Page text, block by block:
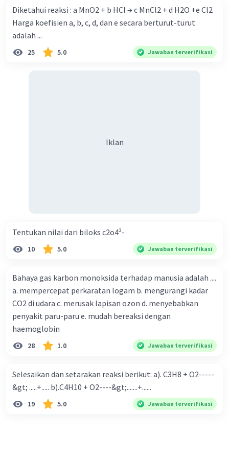
dapat dilihat pada gambar terlampir.
Diketahui reaksi : a MnO2 + b HCl → c MnCl2 + d H2O +e Cl2
Harga koefisien a, b, c, d, dan e secara berturut-turut
adalah ...
25 5.0 Jawaban terverifikasi
Iklan
Tentukan nilai dari biloks c2o4²-
10 5.0 Jawaban terverifikasi
Bahaya gas karbon monoksida terhadap manusia adalah ....
a. mempercepat perkaratan logam b. mengurangi kadar
CO2 di udara c. merusak lapisan ozon d. menyebabkan
penyakit paru-paru e. mudah bereaksi dengan
haemoglobin
28 1.0 Jawaban terverifikasi
Selesaikan dan setarakan reaksi berikut: a). C3H8 + O2-----
&gt; .....+..... b).C4H10 + O2----&gt;.......+......
19 5.0 Jawaban terverifikasi